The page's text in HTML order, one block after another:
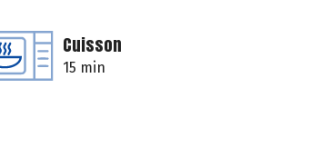
Cuisson
15 min